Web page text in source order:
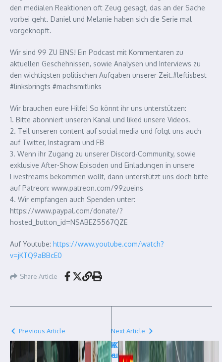
den medialen Reaktionen oft Zeug gesagt, das an der Sache
vorbei geht. Daniel und Melanie haben sich die Serie mal
vorgeknöpft.
Wir sind 99 ZU EINS! Ein Podcast mit Kommentaren zu
aktuellen Geschehnissen, sowie Analysen und Interviews zu
den wichtigsten politischen Aufgaben unserer Zeit.#leftisbest
#linksbringts #machsmitlinks
Wir brauchen eure Hilfe! So könnt ihr uns unterstützen:
1. Bitte abonniert unseren Kanal und liked unsere Videos.
2. Teil unseren content auf social media und folgt uns auch
auf Twitter, Instagram und FB
3. Wenn ihr Zugang zu unserer Discord-Community, sowie
exklusive After-Show Episoden und Einladungen in unsere
Livestreams bekommen wollt, dann unterstützt uns doch bitte
auf Patreon: www.patreon.com/99zueins
4. Wir empfangen auch Spenden unter:
https://www.paypal.com/donate/?
hosted_button_id=NSABEZ5567QZE
Auf Youtube: https://www.youtube.com/watch?
v=jKTQ9aBBcE0
Share Article
Previous Article
K
e
Next Article
K
u